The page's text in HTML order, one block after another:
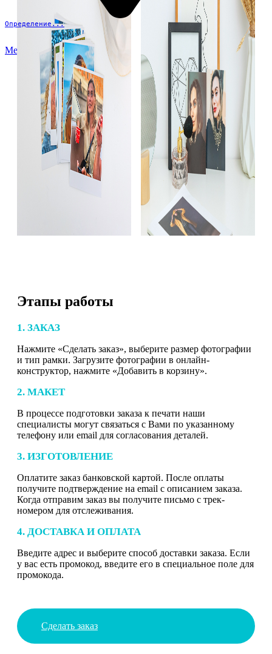
Определение...
Меню
Этапы работы
1. ЗАКАЗ
Нажмите «Сделать заказ», выберите размер фотографии
и тип рамки. Загрузите фотографии в онлайн-
конструктор, нажмите «Добавить в корзину».
2. МАКЕТ
В процессе подготовки заказа к печати наши
специалисты могут связаться с Вами по указанному
телефону или email для согласования деталей.
3. ИЗГОТОВЛЕНИЕ
Оплатите заказ банковской картой. После оплаты
получите подтверждение на email с описанием заказа.
Когда отправим заказ вы получите письмо с трек-
номером для отслеживания.
4. ДОСТАВКА И ОПЛАТА
Введите адрес и выберите способ доставки заказа. Если
у вас есть промокод, введите его в специальное поле для
промокода.
Сделать заказ